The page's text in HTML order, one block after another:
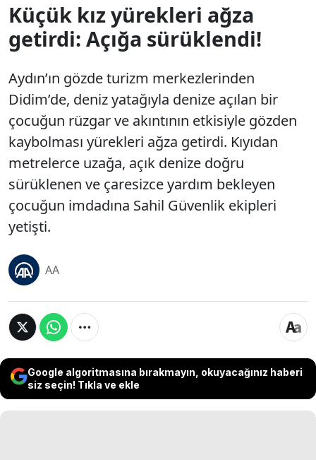
Küçük kız yürekleri ağza
getirdi: Açığa sürüklendi!
Aydın’ın gözde turizm merkezlerinden
Didim’de, deniz yatağıyla denize açılan bir
çocuğun rüzgar ve akıntının etkisiyle gözden
kaybolması yürekleri ağza getirdi. Kıyıdan
metrelerce uzağa, açık denize doğru
sürüklenen ve çaresizce yardım bekleyen
çocuğun imdadına Sahil Güvenlik ekipleri
yetişti.
AA
Google algoritmasına bırakmayın, okuyacağınız haberi
siz seçin! Tıkla ve ekle